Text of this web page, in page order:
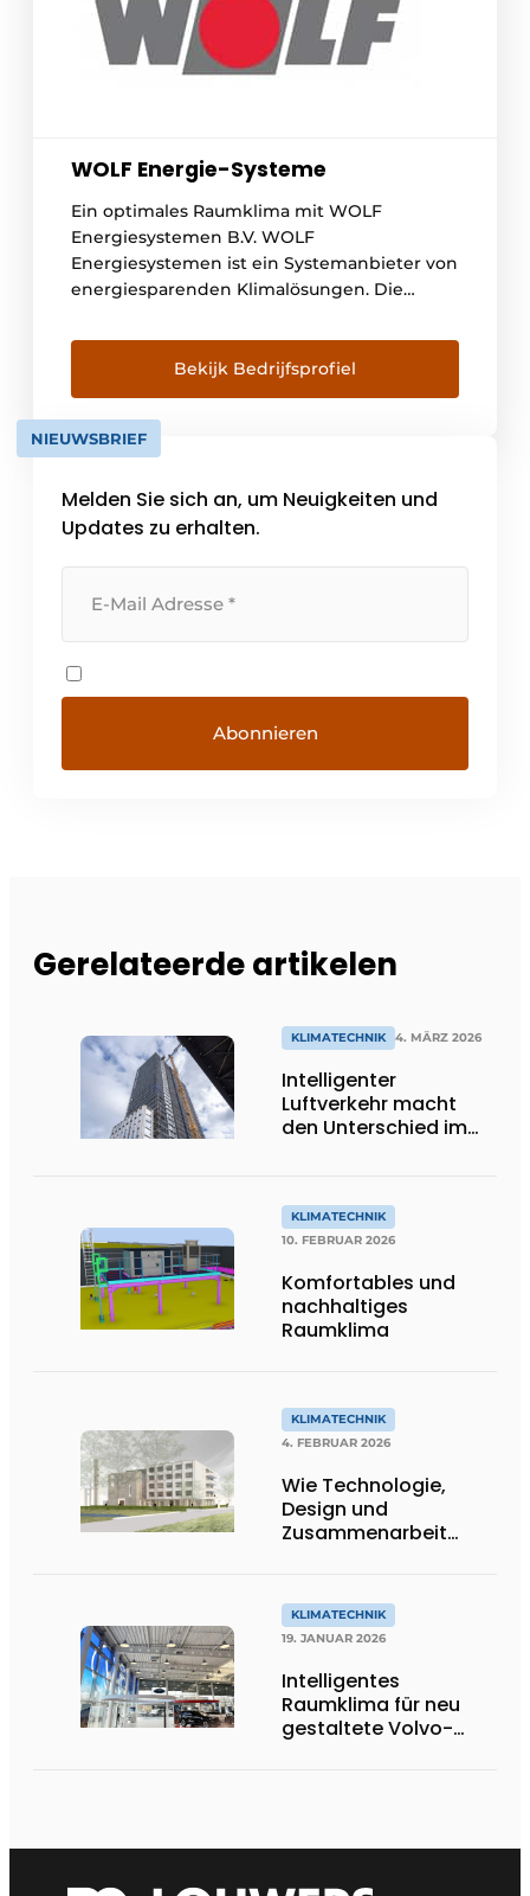
WOLF Energie-Systeme
Ein optimales Raumklima mit WOLF
Energiesystemen B.V. WOLF
Energiesystemen ist ein Systemanbieter von
energiesparenden Klimalösungen. Die
Lösungen in den Bereichen Luftbehandlung,
Lüftung, Heizung und Kühlung. Die rasante
Entwicklung von WOLF an die Spitze der
europäischen Gebäudetechnikbranche
begann mit Lösungen im Bereich der
Bereichen bietet WOLF [...]
Bekijk Bedrijfsprofiel
NIEUWSBRIEF
Melden Sie sich an, um Neuigkeiten und
Updates zu erhalten.
Gerelateerde artikelen
KLIMATECHNIK 4. MÄRZ 2026
Intelligenter
Luftverkehr macht
den Unterschied im
KLIMATECHNIK
10. FEBRUAR 2026
Komfortables und
nachhaltiges
Raumklima
KLIMATECHNIK
4. FEBRUAR 2026
Wie Technologie,
Design und
Zusammenarbeit
KLIMATECHNIK
19. JANUAR 2026
Intelligentes
Raumklima für neu
gestaltete Volvo-